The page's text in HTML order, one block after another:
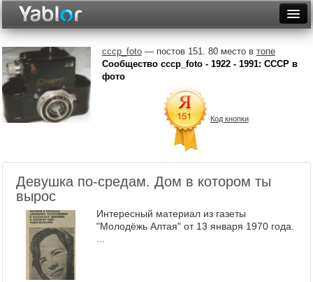
Неделя
Месяц
Рейтинги
Фототоп
Видеотоп
cccp_foto— постов 151. 80 место в топе
Сообщество cccp_foto - 1922 - 1991: СССР в
фото
Код кнопки
Девушка по-средам. Дом в котором ты
вырос
Интересный материал из газеты
"Молодёжь Алтая" от 13 января 1970 года.